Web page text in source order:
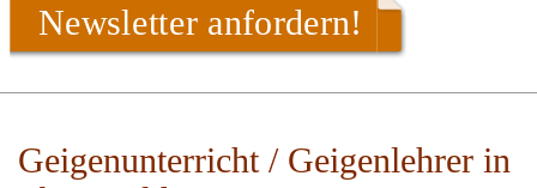
Newsletter anfordern!
Geigenunterricht / Geigenlehrer in